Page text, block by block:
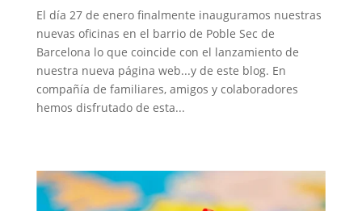
El día 27 de enero finalmente inauguramos nuestras
nuevas oficinas en el barrio de Poble Sec de
Barcelona lo que coincide con el lanzamiento de
nuestra nueva página web...y de este blog. En
compañía de familiares, amigos y colaboradores
hemos disfrutado de esta...